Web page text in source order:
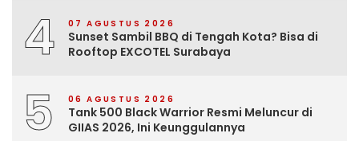
4 07 AGUSTUS 2026
Sunset Sambil BBQ di Tengah Kota? Bisa di
Rooftop EXCOTEL Surabaya
5 06 AGUSTUS 2026
Tank 500 Black Warrior Resmi Meluncur di
GIIAS 2026, Ini Keunggulannya